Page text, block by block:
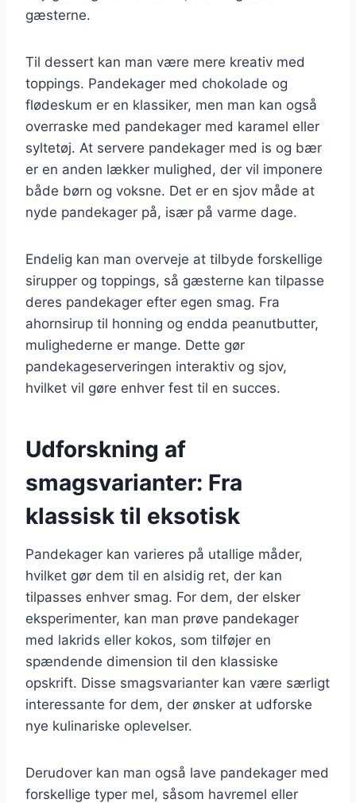
gæsterne.
Til dessert kan man være mere kreativ med
toppings. Pandekager med chokolade og
flødeskum er en klassiker, men man kan også
overraske med pandekager med karamel eller
syltetøj. At servere pandekager med is og bær
er en anden lækker mulighed, der vil imponere
både børn og voksne. Det er en sjov måde at
nyde pandekager på, især på varme dage.
Endelig kan man overveje at tilbyde forskellige
sirupper og toppings, så gæsterne kan tilpasse
deres pandekager efter egen smag. Fra
ahornsirup til honning og endda peanutbutter,
mulighederne er mange. Dette gør
pandekageserveringen interaktiv og sjov,
hvilket vil gøre enhver fest til en succes.
Udforskning af
smagsvarianter: Fra
klassisk til eksotisk
Pandekager kan varieres på utallige måder,
hvilket gør dem til en alsidig ret, der kan
tilpasses enhver smag. For dem, der elsker
eksperimenter, kan man prøve pandekager
med lakrids eller kokos, som tilføjer en
spændende dimension til den klassiske
opskrift. Disse smagsvarianter kan være særligt
interessante for dem, der ønsker at udforske
nye kulinariske oplevelser.
Derudover kan man også lave pandekager med
forskellige typer mel, såsom havremel eller